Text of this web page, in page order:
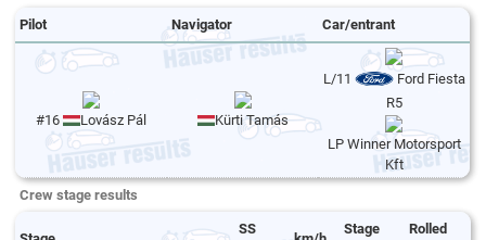
Pilot Navigator Car/entrant
#16 Lovász Pál Kürti Tamás
L/11
Ford Fiesta
R5
LP Winner Motorsport
Kft
Crew stage results
SS
Stage
Rolled